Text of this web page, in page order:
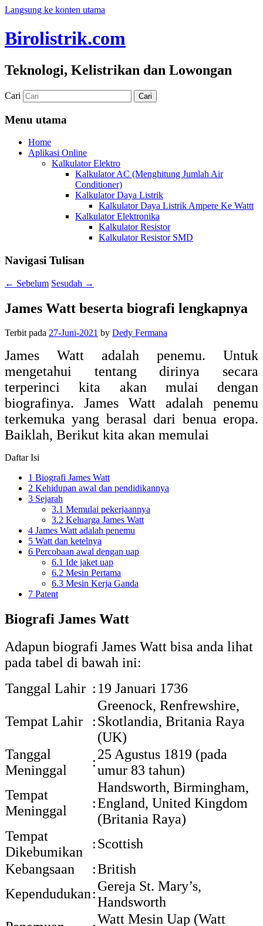
Langsung ke konten utama
Birolistrik.com
Teknologi, Kelistrikan dan Lowongan
Cari
Menu utama
Home
Aplikasi Online
Kalkulator Elektro
Kalkulator AC (Menghitung Jumlah Air
Conditioner)
Kalkulator Daya Listrik
Kalkulator Daya Listrik Ampere Ke Wattt
Kalkulator Elektronika
Kalkulator Resistor
Kalkulator Resistor SMD
Navigasi Tulisan
← Sebelum Sesudah →
James Watt beserta biografi lengkapnya
Terbit pada 27-Juni-2021 by Dedy Fermana
James Watt adalah penemu. Untuk
mengetahui tentang dirinya secara
terperinci kita akan mulai dengan
biografinya. James Watt adalah penemu
terkemuka yang berasal dari benua eropa.
Baiklah, Berikut kita akan memulai
Daftar Isi
1 Biografi James Watt
2 Kehidupan awal dan pendidikannya
3 Sejarah
3.1 Memulai pekerjaannya
3.2 Keluarga James Watt
4 James Watt adalah penemu
5 Watt dan ketelnya
6 Percobaan awal dengan uap
6.1 Ide jaket uap
6.2 Mesin Pertama
6.3 Mesin Kerja Ganda
7 Patent
Biografi James Watt
Adapun biografi James Watt bisa anda lihat
pada tabel di bawah ini:
Tanggal Lahir : 19 Januari 1736
Tempat Lahir :
Greenock, Renfrewshire,
Skotlandia, Britania Raya
(UK)
Tanggal
Meninggal
:25 Agustus 1819 (pada
umur 83 tahun)
Tempat
Meninggal
:
Handsworth, Birmingham,
England, United Kingdom
(Britania Raya)
Tempat
Dikebumikan
:Scottish
Kebangsaan
:British
Kependudukan:Gereja St. Mary’s,
Handsworth
Watt Mesin Uap (Watt